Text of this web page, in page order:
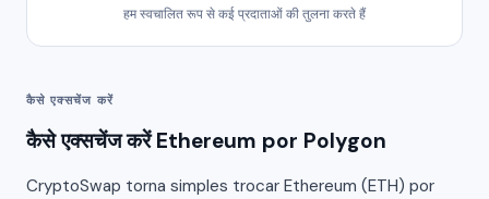
हम स्वचालित रूप से कई प्रदाताओं की तुलना करते हैं
कैसे एक्सचेंज करें
कैसे एक्सचेंज करें Ethereum por Polygon
CryptoSwap torna simples trocar Ethereum (ETH) por